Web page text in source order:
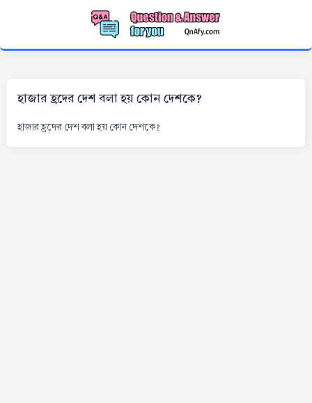
হাজার হ্রদের দেশ বলা হয় কোন দেশকে?
হাজার হ্রদের দেশ বলা হয় কোন দেশকে?